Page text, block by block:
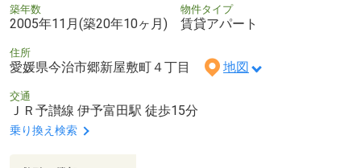
築年数
2005年11月(築20年10ヶ月)
物件タイプ
賃貸アパート
住所
愛媛県今治市郷新屋敷町４丁目 地図
交通
ＪＲ予讃線 伊予富田駅 徒歩15分
乗り換え検索